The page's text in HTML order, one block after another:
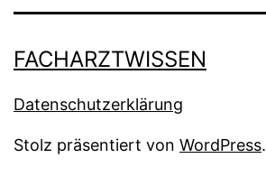
FACHARZTWISSEN
Datenschutzerklärung
Stolz präsentiert von WordPress.